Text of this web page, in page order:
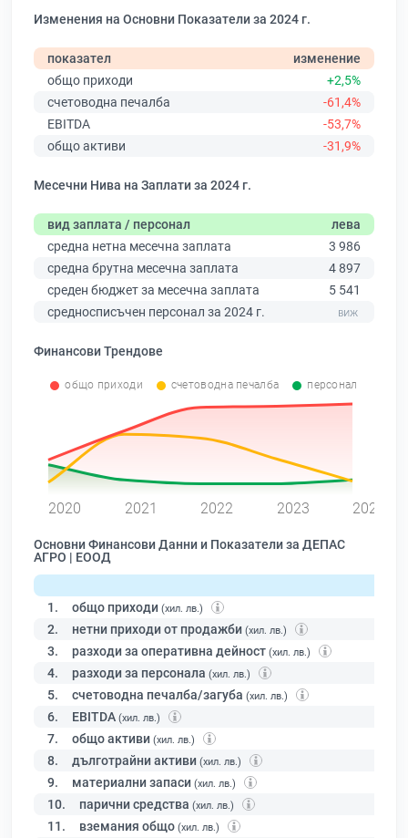
Изменения на Основни Показатели за 2024 г.
показател
изменение
общо приходи
+2,5%
счетоводна печалба
-61,4%
EBITDA
-53,7%
общо активи
-31,9%
Месечни Нива на Заплати за 2024 г.
вид заплата / персонал
лева
средна нетна месечна заплата
3 986
средна брутна месечна заплата
4 897
среден бюджет за месечна заплата
5 541
средносписъчен персонал за 2024 г.
Финансови Трендове
общо приходи счетоводна печалба персонал
2020 2021 2022 2023 2024
Основни Финансови Данни и Показатели за ДЕПАС
АГРО | ЕООД
1. общо приходи (хил. лв.)
2. нетни приходи от продажби (хил. лв.)
3. разходи за оперативна дейност (хил. лв.)
4. разходи за персонала (хил. лв.)
5. счетоводна печалба/загуба (хил. лв.)
6. EBITDA (хил. лв.)
7. общо активи (хил. лв.)
8. дълготрайни активи (хил. лв.)
9. материални запаси (хил. лв.)
10. парични средства (хил. лв.)
11. вземания общо (хил. лв.)